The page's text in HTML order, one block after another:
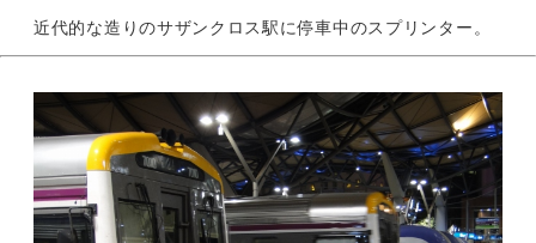
近代的な造りのサザンクロス駅に停車中のスプリンター。